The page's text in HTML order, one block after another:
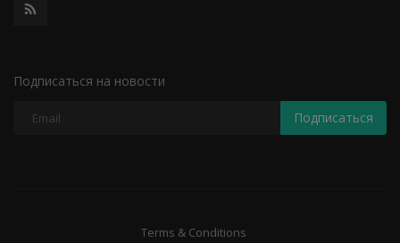
Подписаться на новости
Подписаться
Terms & Conditions